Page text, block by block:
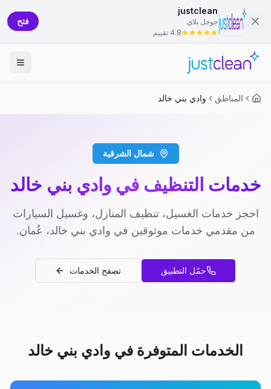
justclean
جوجل بلاي
4.8 تقييم
فتح
المناطق وادي بني خالد
شمال الشرقية
خدمات التنظيف في وادي بني خالد
احجز خدمات الغسيل، تنظيف المنازل، وغسيل السيارات
من مقدمي خدمات موثوقين في وادي بني خالد، عُمان.
حمّل التطبيق تصفح الخدمات
الخدمات المتوفرة في وادي بني خالد